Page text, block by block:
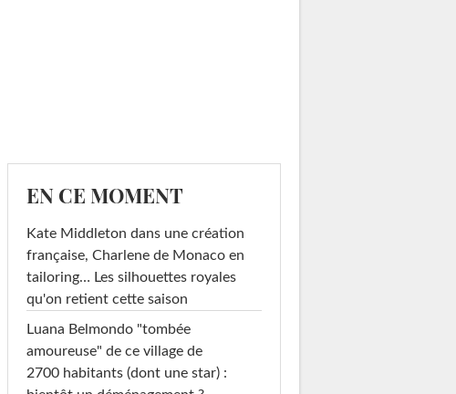
EN CE MOMENT
Kate Middleton dans une création
française, Charlene de Monaco en
tailoring… Les silhouettes royales
qu'on retient cette saison
Luana Belmondo "tombée
amoureuse" de ce village de
2700 habitants (dont une star) :